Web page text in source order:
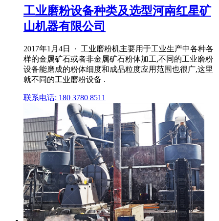
工业磨粉设备种类及选型河南红星矿
山机器有限公司
2017年1月4日 · 工业磨粉机主要用于工业生产中各种各
样的金属矿石或者非金属矿石粉体加工,不同的工业磨粉
设备能磨成的粉体细度和成品粒度应用范围也很广,这里
就不同的工业磨粉设备 .
联系电话: 180 3780 8511